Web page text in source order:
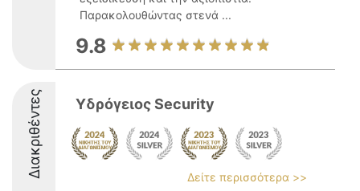
Παρακολουθώντας στενά ...
9.8
Διακριθέντες Υδρόγειος Security
Δείτε περισσότερα >>